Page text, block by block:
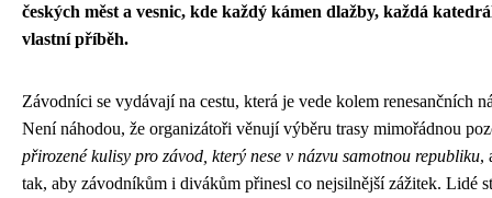
českých měst a vesnic, kde každý kámen dlažby, každá
vlastní příběh.
Závodníci se vydávají na cestu, která je vede kolem renesančních
Není náhodou, že organizátoři věnují výběru trasy mimořádnou
přirozené kulisy pro závod, který nese v názvu samotnou republiku,
tak, aby závodníkům i divákům přinesl co nejsilnější zážitek. Lidé